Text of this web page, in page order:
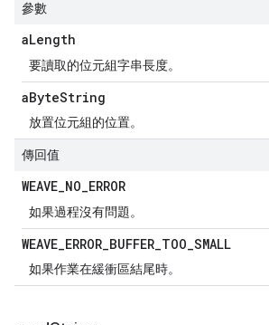
參數
aLength
要讀取的位元組字串長度。
aByteString
放置位元組的位置。
傳回值
WEAVE_NO_ERROR
如果過程沒有問題。
WEAVE_ERROR_BUFFER_TOO_SMALL
如果作業在緩衝區結尾時。